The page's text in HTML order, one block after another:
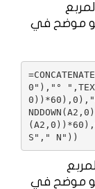
موضح في
0"),"°
S"," N"))
موضح في